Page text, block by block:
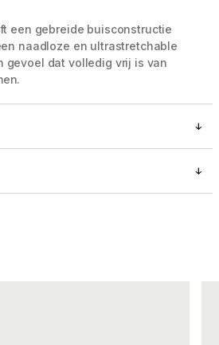
5 / 9
een gebreide buisconstructie
naadloze en ultrastretchable
gevoel dat volledig vrij is van